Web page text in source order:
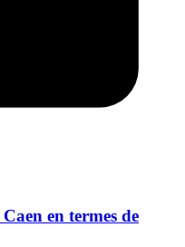
en termes de